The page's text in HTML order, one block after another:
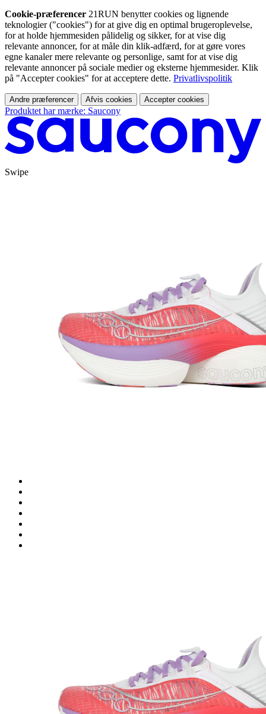
Cookie-præferencer 21RUN benytter cookies og lignende
teknologier ("cookies") for at give dig en optimal brugeroplevelse,
for at holde hjemmesiden pålidelig og sikker, for at vise dig
relevante annoncer, for at måle din klik-adfærd, for at gøre vores
egne kanaler mere relevante og personlige, samt for at vise dig
relevante annoncer på sociale medier og eksterne hjemmesider. Klik
på "Accepter cookies" for at acceptere dette. Privatlivspolitik
Andre præferencer Afvis cookies Accepter cookies
Produktet har mærke: Saucony
Swipe